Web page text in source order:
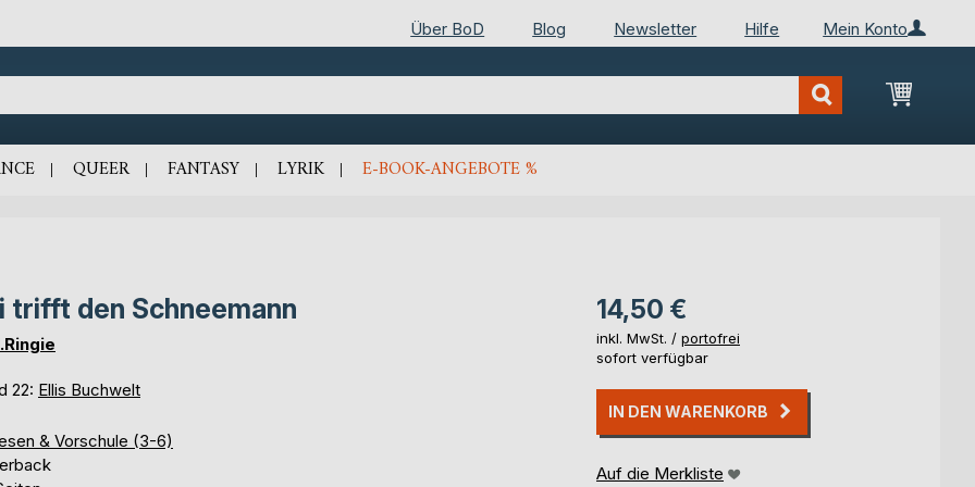
Mein Konto
Über BoD Blog Newsletter Hilfe
Mein
QUEER FANTASY LYRIK E-BOOK-ANGEBOTE %
trifft den Schneemann
22: Ellis Buchwelt
& Vorschule (3-6)
14,50 €
inkl. MwSt. / portofrei
sofort verfügbar
IN DEN WARENKORB
Auf die Merkliste